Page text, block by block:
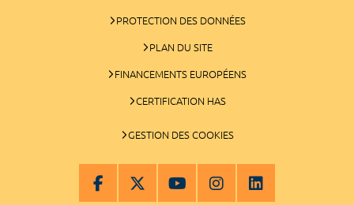
PROTECTION DES DONNÉES
PLAN DU SITE
FINANCEMENTS EUROPÉENS
CERTIFICATION HAS
GESTION DES COOKIES